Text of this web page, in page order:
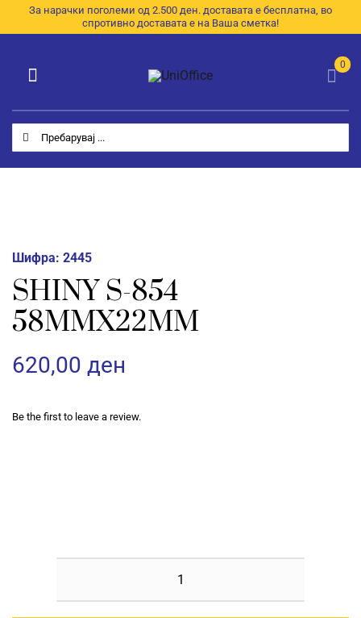
to
За нарачки поголеми од 2.500 ден. доставата е бесплатна, во
спротивно доставата е на Ваша сметка!
Search
for:
0
Toggle
Navigation
Категории
Почетна
E-Каталог
Контакт
Шифра: 2445
SHINY S-854
58ММХ22ММ
620,00 ден
Be the first to leave a review.